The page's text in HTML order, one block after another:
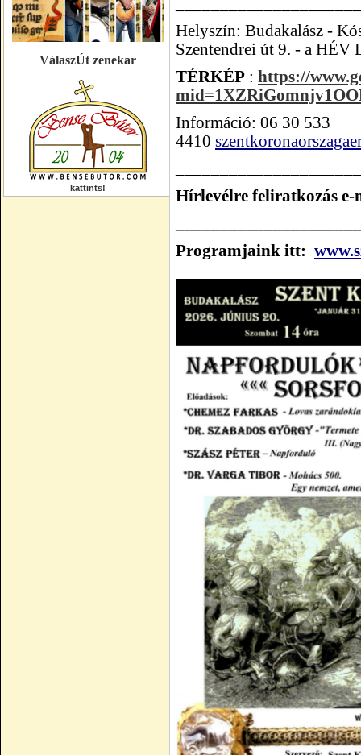
VálaszÚt zenekar
kattints!
Helyszín: Budakalász -
Szentendrei út 9. - a HÉV
TÉRKÉP : https://
Információ: 06 30 533
4410
Hírlevélre feliratkozás e-
Programjaink itt: